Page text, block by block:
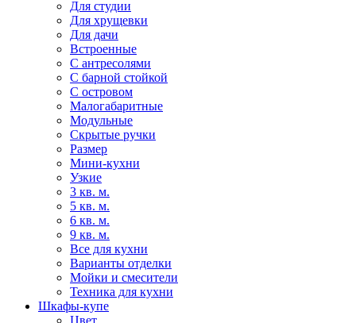
Для студии
Для хрущевки
Для дачи
Встроенные
С антресолями
С барной стойкой
С островом
Малогабаритные
Модульные
Скрытые ручки
Размер
Мини-кухни
Узкие
3 кв. м.
5 кв. м.
6 кв. м.
9 кв. м.
Все для кухни
Варианты отделки
Мойки и смесители
Техника для кухни
Шкафы-купе
Цвет